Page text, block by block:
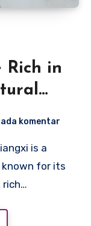
Rich in
komentar
known for its
rich…